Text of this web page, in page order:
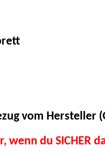
vom Hersteller
wenn du SICHER